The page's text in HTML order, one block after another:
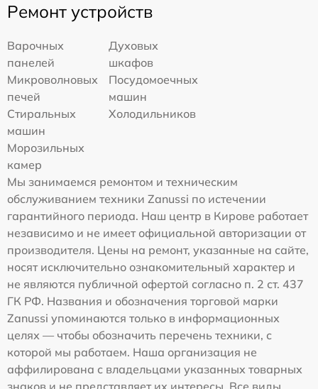
Ремонт устройств
Варочных
панелей
Духовых
шкафов
Микроволновых
печей
Посудомоечных
машин
Стиральных
машин
Холодильников
Морозильных
камер
Мы занимаемся ремонтом и техническим
обслуживанием техники Zanussi по истечении
гарантийного периода. Наш центр в Кирове работает
независимо и не имеет официальной авторизации от
производителя. Цены на ремонт, указанные на сайте,
носят исключительно ознакомительный характер и
не являются публичной офертой согласно п. 2 ст. 437
ГК РФ. Названия и обозначения торговой марки
Zanussi упоминаются только в информационных
целях — чтобы обозначить перечень техники, с
которой мы работаем. Наша организация не
аффилирована с владельцами указанных товарных
знаков и не представляет их интересы. Все виды